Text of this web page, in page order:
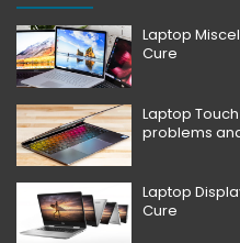
Laptop
Cure
Laptop
problems
Laptop
Cure